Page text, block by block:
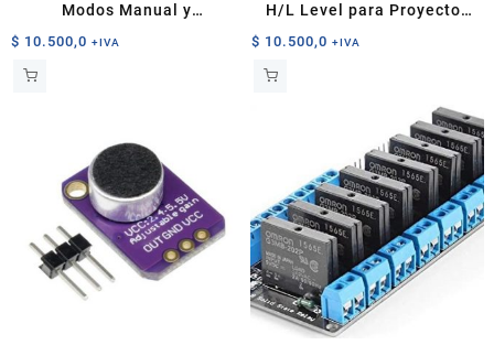
Modos Manual y
$ 10.500,0 +IVA
H/L Level para Proyectos
$ 10.500,0 +IVA